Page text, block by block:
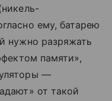
ему, батарею
нужно разряжать
памяти»,
—
от такой